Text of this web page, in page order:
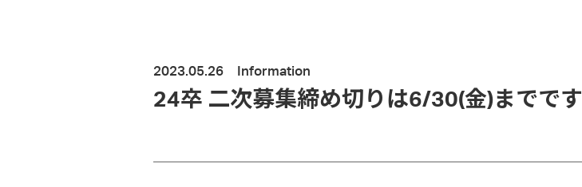
2023.05.26 Information
24卒 二次募集締め切りは6/30(金)までです